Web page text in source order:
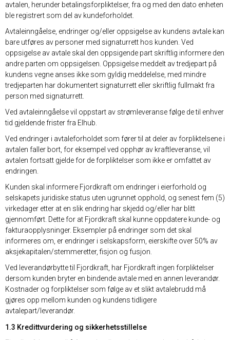
avtalen, herunder betalingsforpliktelser, fra og med den dato enheten
ble registrert som del av kundeforholdet.
Avtaleinngåelse, endringer og/eller oppsigelse av kundens avtale kan
bare utføres av personer med signaturrett hos kunden. Ved
oppsigelse av avtale skal den oppsigende part skriftlig informere den
andre parten om oppsigelsen. Oppsigelse meddelt av tredjepart på
kundens vegne anses ikke som gyldig meddelelse, med mindre
tredjeparten har dokumentert signaturrett eller skriftlig fullmakt fra
person med signaturrett.
Ved avtaleinngåelse vil oppstart av strømleveranse følge de til enhver
tid gjeldende frister fra Elhub.
Ved endringer i avtaleforholdet som fører til at deler av forpliktelsene i
avtalen faller bort, for eksempel ved opphør av kraftleveranse, vil
avtalen fortsatt gjelde for de forpliktelser som ikke er omfattet av
endringen.
Kunden skal informere Fjordkraft om endringer i eierforhold og
selskapets juridiske status uten ugrunnet opphold, og senest fem (5)
virkedager etter at en slik endring har skjedd og/eller har blitt
gjennomført. Dette for at Fjordkraft skal kunne oppdatere kunde- og
fakturaopplysninger. Eksempler på endringer som det skal
informeres om, er endringer i selskapsform, eierskifte over 50% av
aksjekapitalen/stemmeretter, fisjon og fusjon.
Ved leverandørbytte til Fjordkraft, har Fjordkraft ingen forpliktelser
dersom kunden bryter en bindende avtale med en annen leverandør.
Kostnader og forpliktelser som følge av et slikt avtalebrudd må
gjøres opp mellom kunden og kundens tidligere
avtalepart/leverandør.
1.3 Kredittvurdering og sikkerhetsstillelse